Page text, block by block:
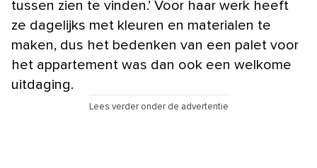
tussen zien te vinden.’ Voor haar werk heeft
ze dagelijks met kleuren en materialen te
maken, dus het bedenken van een palet voor
het appartement was dan ook een welkome
uitdaging.
Lees verder onder de advertentie